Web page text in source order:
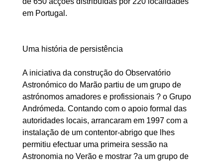
em Portugal.
Uma história de persistência
A iniciativa da construção do Observatório
Astronómico do Marão partiu de um grupo de
astrónomos amadores e profissionais ? o Grupo
Andrómeda. Contando com o apoio formal das
autoridades locais, arrancaram em 1997 com a
instalação de um contentor-abrigo que lhes
permitiu efectuar uma primeira sessão na
Astronomia no Verão e mostrar ?a um grupo de